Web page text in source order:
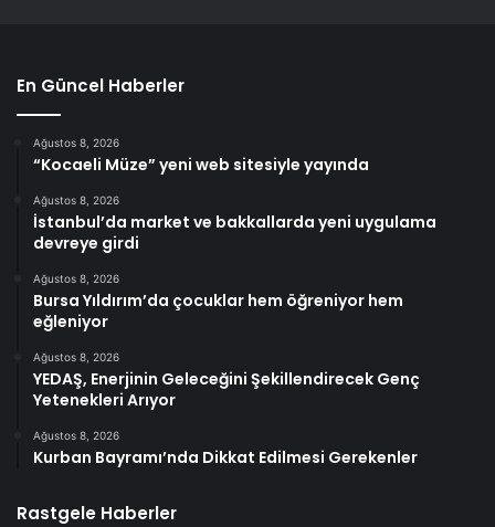
En Güncel Haberler
Ağustos 8, 2026
“Kocaeli Müze” yeni web sitesiyle yayında
Ağustos 8, 2026
İstanbul’da market ve bakkallarda yeni uygulama
devreye girdi
Ağustos 8, 2026
Bursa Yıldırım’da çocuklar hem öğreniyor hem
eğleniyor
Ağustos 8, 2026
YEDAŞ, Enerjinin Geleceğini Şekillendirecek Genç
Yetenekleri Arıyor
Ağustos 8, 2026
Kurban Bayramı’nda Dikkat Edilmesi Gerekenler
Rastgele Haberler